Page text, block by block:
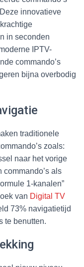
innovatieve
in seconden
IPTV-
commando’s
bijna overbodig
traditionele
zoals:
naar het vorige
commando’s als
1-kanalen”
van Digital TV
73% navigatietijd
te benutten.